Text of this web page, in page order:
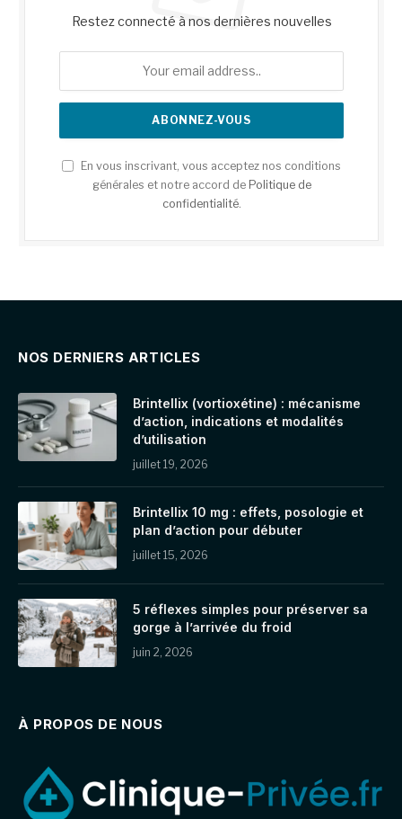
Restez connecté à nos dernières nouvelles
En vous inscrivant, vous acceptez nos conditions
générales et notre accord de Politique de
confidentialité.
NOS DERNIERS ARTICLES
Brintellix (vortioxétine) : mécanisme
d’action, indications et modalités
d’utilisation
juillet 19, 2026
Brintellix 10 mg : effets, posologie et
plan d’action pour débuter
juillet 15, 2026
5 réflexes simples pour préserver sa
gorge à l’arrivée du froid
juin 2, 2026
À PROPOS DE NOUS